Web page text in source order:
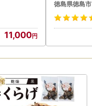
11,000
徳島県徳島市